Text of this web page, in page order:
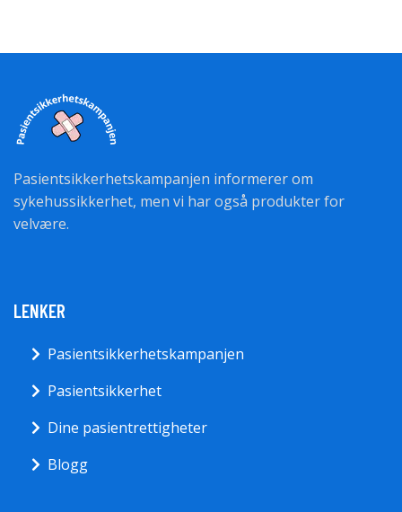
Pasientsikkerhetskampanjen informerer om
sykehussikkerhet, men vi har også produkter for
velvære.
LENKER
Pasientsikkerhetskampanjen
Pasientsikkerhet
Dine pasientrettigheter
Blogg